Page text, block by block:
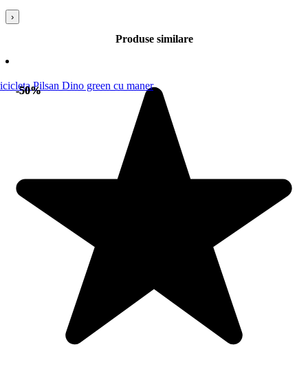
›
Produse similare
-50%
-50%